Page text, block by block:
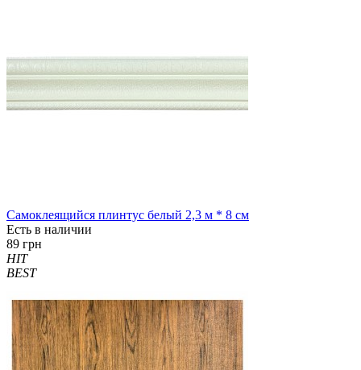
Самоклеящийся плинтус белый 2,3 м * 8 см
Есть в наличии
89 грн
HIT
BEST